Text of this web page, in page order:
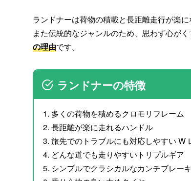
ランドナーは荷物の積載と長距離走行が楽
また伝統的なジャンルのため、思わず心が
の理由です。
ランドナーの特徴
多くの荷物を積めるクロモリフレーム
長距離が楽に走れるハンドル
旅先でのトラブルにも対応しやすい W
どんな道でも走りやすいトリプルギア
シンプルでクラシカルなカンチブレーキ